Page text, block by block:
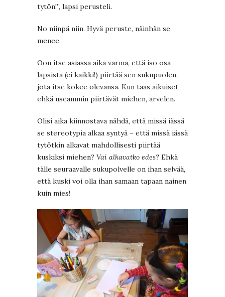
tytön!”, lapsi perusteli.
No niinpä niin. Hyvä peruste, näinhän se
menee.
Oon itse asiassa aika varma, että iso osa
lapsista (ei kaikki!) piirtää sen sukupuolen,
jota itse kokee olevansa. Kun taas aikuiset
ehkä useammin piirtävät miehen, arvelen.
Olisi aika kiinnostava nähdä, että missä iässä
se stereotypia alkaa syntyä – että missä iässä
tytötkin alkavat mahdollisesti piirtää
kuskiksi miehen? Vai alkavatko edes? Ehkä
tälle seuraavalle sukupolvelle on ihan selvää,
että kuski voi olla ihan samaan tapaan nainen
kuin mies!